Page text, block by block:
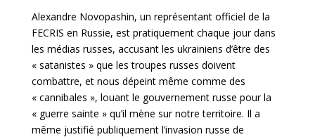
Alexandre Novopashin, un représentant officiel de la
FECRIS en Russie, est pratiquement chaque jour dans
les médias russes, accusant les ukrainiens d’être des
« satanistes » que les troupes russes doivent
combattre, et nous dépeint même comme des
« cannibales », louant le gouvernement russe pour la
« guerre sainte » qu’il mène sur notre territoire. Il a
même justifié publiquement l’invasion russe de